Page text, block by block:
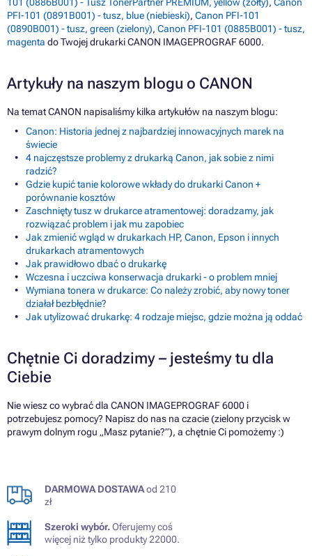
PFI-101 (0891B001) - tusz, blue (niebieski), Canon PFI-101
(0890B001) - tusz, green (zielony), Canon PFI-101 (0885B001) - tusz,
magenta do Twojej drukarki CANON IMAGEPROGRAF 6000.
Artykuły na naszym blogu o CANON
Na temat CANON napisaliśmy kilka artykułów na naszym blogu:
Canon: Historia jednej z najbardziej innowacyjnych marek na
świecie
4 najczęstsze problemy z drukarką Canon, jak sobie z nimi
radzić?
Gdzie kupić tanie kolorowe wkłady do drukarki Canon +
porównanie kosztów
Zaschnięty tusz w drukarce atramentowej: doradzamy, jak
rozwiązać problem i jak mu zapobiec
Jak zmienić wgląd w drukarkach HP, Canon, Epson i innych
drukarkach atramentowych
Jak prawidłowo dbać o drukarkę
Wczesna i uczciwa konserwacja drukarki - o problem mniej
Wymiana tonera w drukarce: Co należy zrobić, aby nowy toner
działał bezbłędnie?
Jak utylizować drukarkę: 4 rodzaje miejsc, gdzie można ją oddać
Chętnie Ci doradzimy – jesteśmy tu dla
Ciebie
Nie wiesz co wybrać dla CANON IMAGEPROGRAF 6000 i
potrzebujesz pomocy? Napisz do nas na czacie (zielony przycisk w
prawym dolnym rogu „Masz pytanie?”), a chętnie Ci pomożemy :)
DARMOWA DOSTAWAod 210
zł
Szeroki wybór.Oferujemy coś
więcej niż tylko produkty 22000.